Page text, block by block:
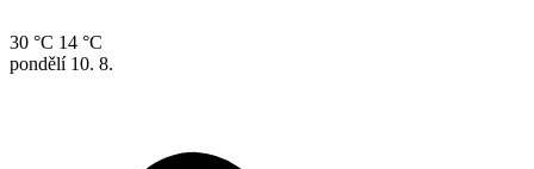
30 °C 14 °C
pondělí 10. 8.